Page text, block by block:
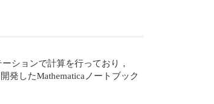
ションで計算を行っており，
発したMathematicaノートブック